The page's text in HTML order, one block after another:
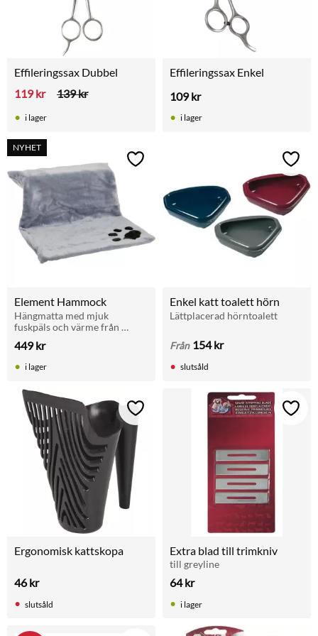
Effileringssax Dubbel
119kr 139kr
i lager
Effileringssax Enkel
109kr
i lager
Element Hammock
Hängmatta med mjuk
fuskpäls och värme från
runt för katter upp till 20 kg.
449kr
NYHET
Lägg till i favoriter
i lager
Enkel katt toalett hörn
Lättplacerad hörntoalett
Från 154kr
Lägg
slutsåld
Ergonomisk kattskopa
46kr
Lägg till i favoriter
slutsåld
Extra blad till trimkniv
till greyline
64kr
Lägg
i lager